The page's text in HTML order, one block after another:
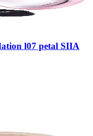
l07 petal SIIA